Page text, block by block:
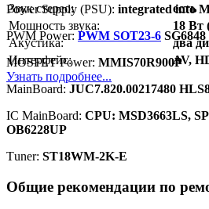
Звук стерео:
есть
Мощность звука:
18 Вт
Акустика:
два
Интерфейс:
AV,
Узнать подробнее...
Power Supply (PSU): integrated into
PWM Power: PWM SOT23-6 SG6848
MOSFET Power: MMIS70R900P
MainBoard: JUC7.820.00217480
IC MainBoard: CPU: MSD3663LS,
OB6228UP
Тuner: ST18WM-2K-E
Общие рекомендации по